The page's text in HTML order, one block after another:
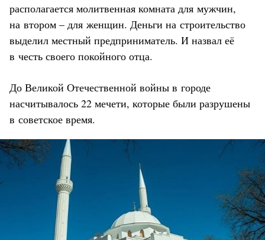
располагается молитвенная комната для мужчин,
на втором – для женщин. Деньги на строительство
выделил местный предприниматель. И назвал её
в честь своего покойного отца.
До Великой Отечественной войны в городе
насчитывалось 22 мечети, которые были разрушены
в советское время.